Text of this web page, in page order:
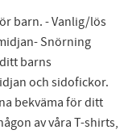
barn. - Vanlig/lös
Snörning
barns
och sidofickor.
bekväma för ditt
av våra T-shirts,